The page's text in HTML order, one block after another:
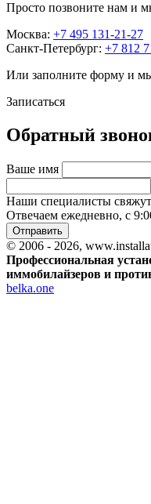
Просто позвоните нам и
Москва: +7 495 131-21-27
Санкт-Петербург: +7 812
Или заполните форму и
Записаться
Обратный
Ваше имя
Наши специалисты
Отвечаем ежедневно, с
Отправить
© 2006 - 2026,
Профессиональная
иммобилайзеров и
belka.one